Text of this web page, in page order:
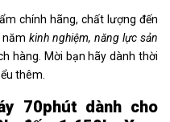
chính hãng, chất lượng đến
nămkinh nghiệm, năng lực sản
hàng. Mời bạn hãy dành thời
thêm.
70phút dành cho